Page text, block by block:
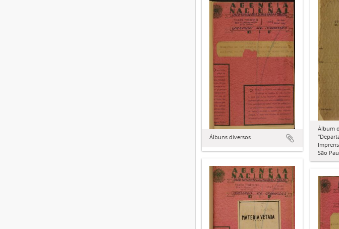
Álbum
São
Álbuns diversos